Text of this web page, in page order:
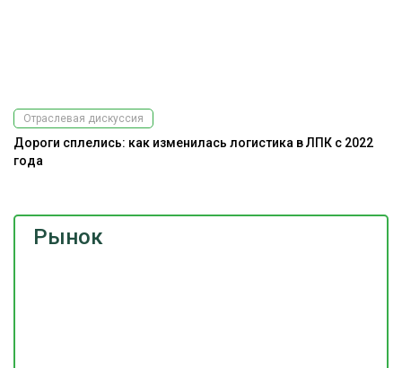
Рынок
Отраслевая дискуссия
Дороги сплелись: как изменилась логистика в ЛПК с 2022
года